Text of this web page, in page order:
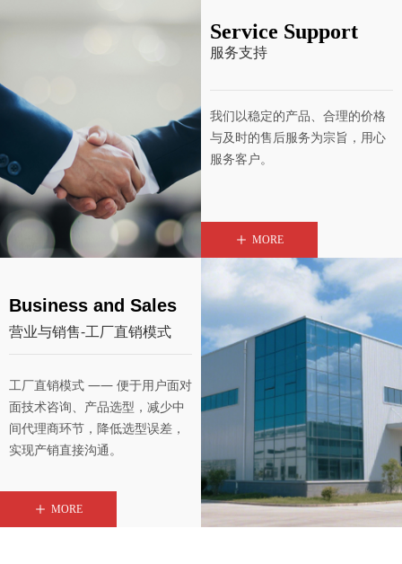
ꄸ MORE
Service Support
服务支持
我们以稳定的产品、合理的价格
与及时的售后服务为宗旨，用心
服务客户。
Business and Sales
营业与销售-工厂直销模式
ꄸ MORE
工厂直销模式 —— 便于用户面对
面技术咨询、产品选型，减少中
间代理商环节，降低选型误差，
实现产销直接沟通。